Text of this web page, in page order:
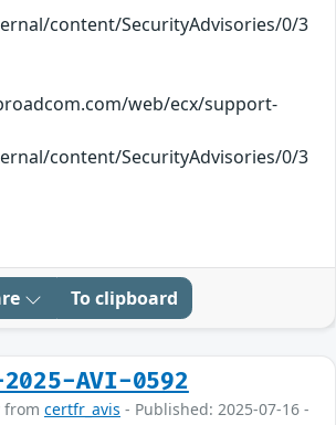
content/SecurityAdvisories/0/3
web/ecx/support-
content/SecurityAdvisories/0/3
To clipboard
2025-AVI-0592
from certfr_avis - Published: 2025-07-16 -